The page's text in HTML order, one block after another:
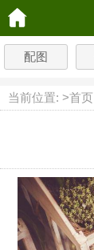
配图
当前位置: >首页